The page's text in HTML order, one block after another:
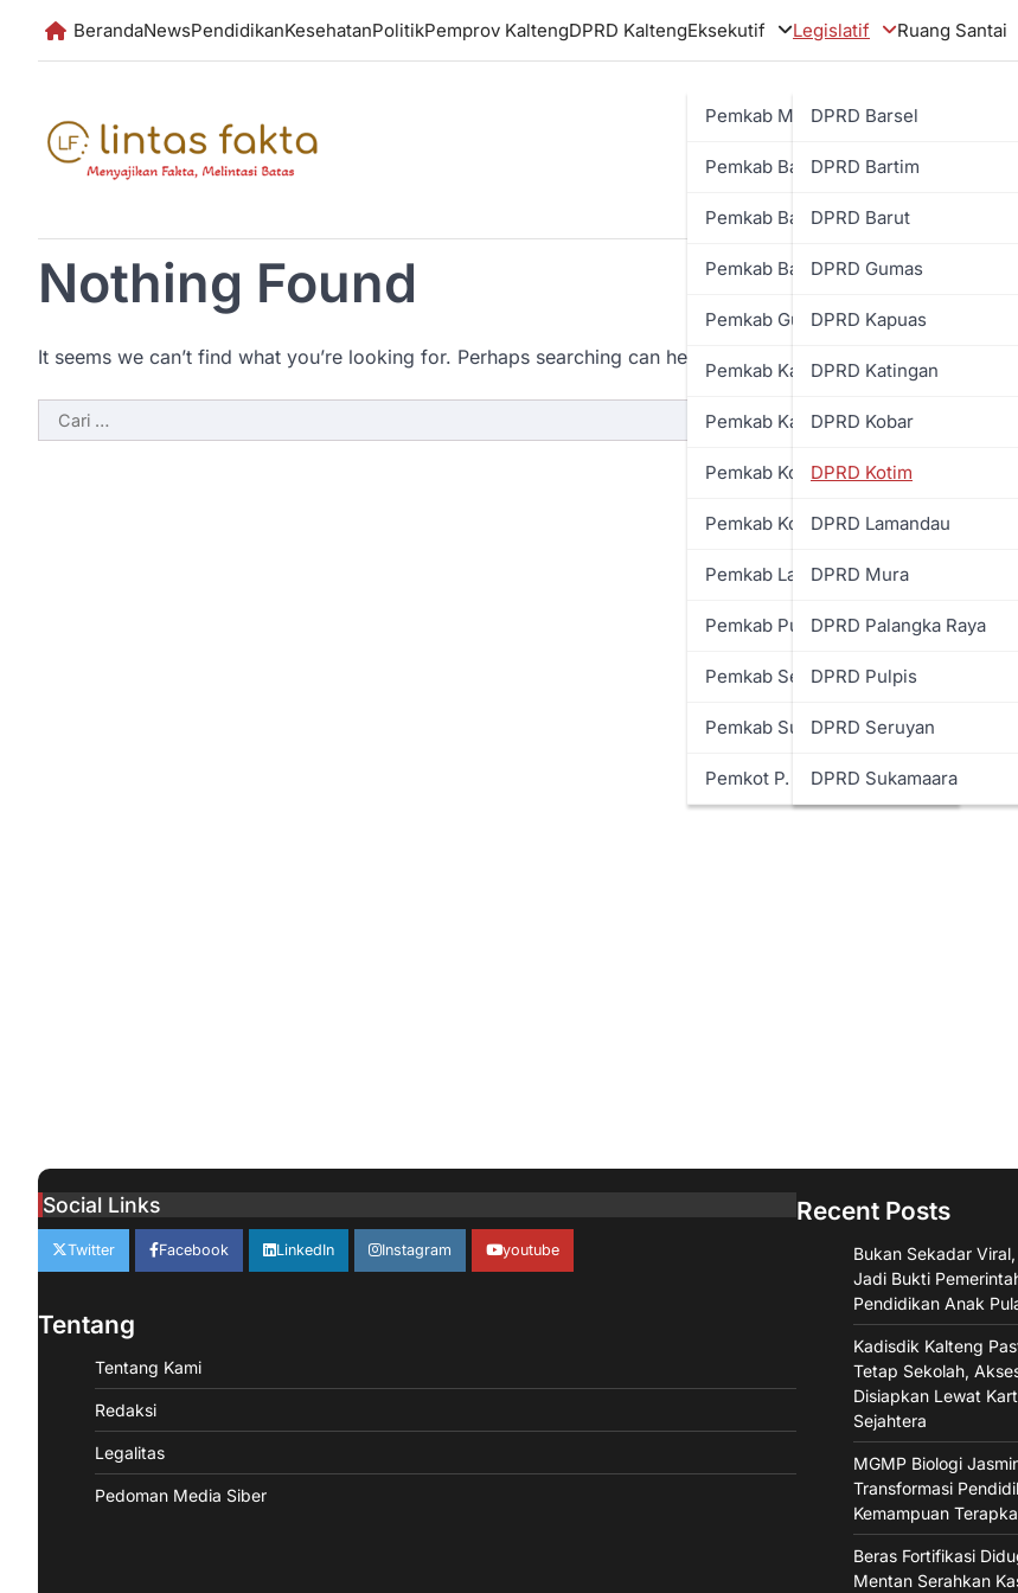
BerandaNewsPendidikanKesehatanPolitikPemprov KaltengDPRD KaltengEksekutif
Pemkab Murung Raya
Pemkab Barsel
Pemkab Bartim
Pemkab Barut
Pemkab Gumas
Pemkab Kapuas
Pemkab Katingan
Pemkab Kobar
Pemkab Kotim
Pemkab Lamandau
Pemkab Pulpis
Pemkab Seruyan
Pemkab Sukamara
Pemkot P. Raya
Legislatif
DPRD Barsel
DPRD Bartim
DPRD Barut
DPRD Gumas
DPRD Kapuas
DPRD Katingan
DPRD Kobar
DPRD Kotim
DPRD Lamandau
DPRD Mura
DPRD Palangka Raya
DPRD Pulpis
DPRD Seruyan
DPRD Sukamaara
Ruang Santai
Nothing Found
It seems we can’t find what you’re looking for. Perhaps searching can help.
Cari
untuk:
Social Links
Twitter Facebook LinkedIn Instagram youtube
Tentang
Tentang Kami
Redaksi
Legalitas
Pedoman Media Siber
Recent Posts
Bukan Sekadar
Jadi Bukti
Pendidikan Anak
Kadisdik Kalteng
Tetap Sekolah,
Disiapkan Lewat
Sejahtera
MGMP Biologi
Transformasi
Kemampuan
Beras Fortifikasi
Mentan Serahkan